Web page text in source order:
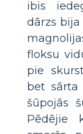
ibis
dārzs
floksu
pie
bet sārta
šūpojās
Pēdējie